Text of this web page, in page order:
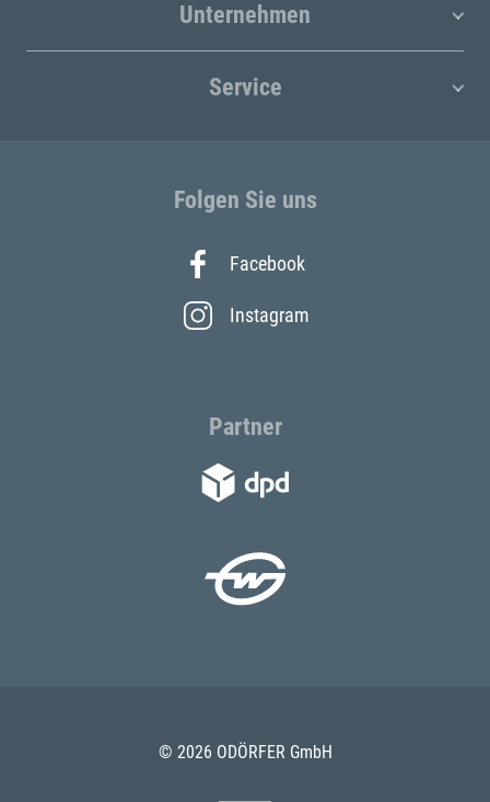
Unternehmen
Service
Folgen Sie uns
Facebook
Instagram
Partner
© 2026 ODÖRFER GmbH